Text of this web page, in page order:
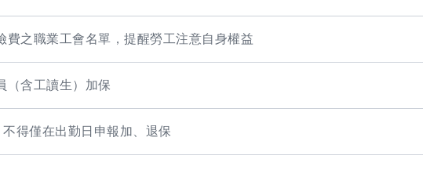
之職業工會名單，提醒勞工注意自身權益
（含工讀生）加保
得僅在出勤日申報加、退保